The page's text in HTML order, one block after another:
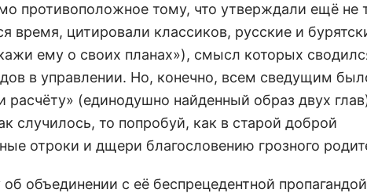
противоположное тому, что утверждали ещё не
время, цитировали классиков, русские и
ему о своих планах»), смысл которых
в управлении. Но, конечно, всем сведущим
расчёту» (единодушно найденный образ двух
случилось, то попробуй, как в старой доброй
отроки и дщери благословению грозного
объединении с её беспрецедентной